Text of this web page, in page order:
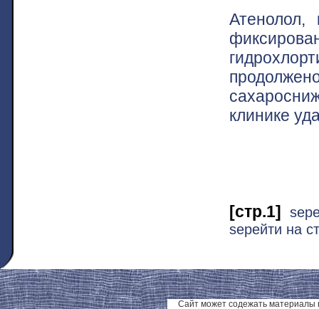
клинике
[стр.1]
ѕерейти на
Сайт может содежать материалы